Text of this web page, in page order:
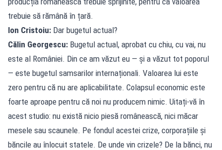
trebuie să rămână în țară.
Ion Cristoiu: Dar bugetul actual?
Călin Georgescu: Bugetul actual, aprobat cu chiu, cu vai, nu
este al României. Din ce am văzut eu — și a văzut tot poporul
— este bugetul samsarilor internaționali. Valoarea lui este
zero pentru că nu are aplicabilitate. Colapsul economic este
foarte aproape pentru că noi nu producem nimic. Uitați-vă în
acest studio: nu există nicio piesă românească, nici măcar
mesele sau scaunele. Pe fondul acestei crize, corporațiile și
băncile au înlocuit statele. De unde vin crizele? De la bănci, nu